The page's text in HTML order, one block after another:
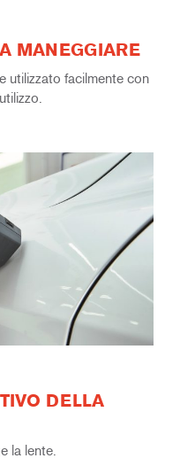
MANEGGIARE
utilizzato facilmente con
DELLA
la lente.